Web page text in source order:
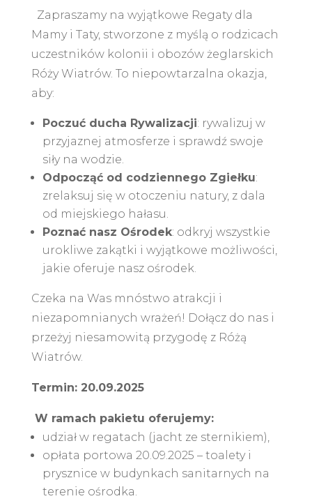
Zapraszamy na wyjątkowe Regaty dla
Mamy i Taty, stworzone z myślą o rodzicach
uczestników kolonii i obozów żeglarskich
Róży Wiatrów. To niepowtarzalna okazja,
aby:
Poczuć ducha Rywalizacji: rywalizuj w
przyjaznej atmosferze i sprawdź swoje
siły na wodzie.
Odpocząć od codziennego Zgiełku:
zrelaksuj się w otoczeniu natury, z dala
od miejskiego hałasu.
Poznać nasz Ośrodek: odkryj wszystkie
urokliwe zakątki i wyjątkowe możliwości,
jakie oferuje nasz ośrodek.
Czeka na Was mnóstwo atrakcji i
niezapomnianych wrażeń! Dołącz do nas i
przeżyj niesamowitą przygodę z Różą
Wiatrów.
Termin: 20.09.2025
W ramach pakietu oferujemy:
udział w regatach (jacht ze sternikiem),
opłata portowa 20.09.2025 – toalety i
prysznice w budynkach sanitarnych na
terenie ośrodka.